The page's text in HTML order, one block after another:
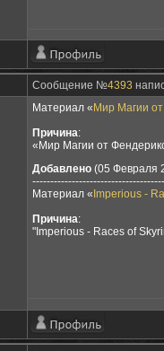
Сообщение №4393
Материал « Мир Магии
Причина:
«Мир Магии от
Добавлено (05 Февраля
Материал « Imperious -
Причина:
"Imperious - Races of